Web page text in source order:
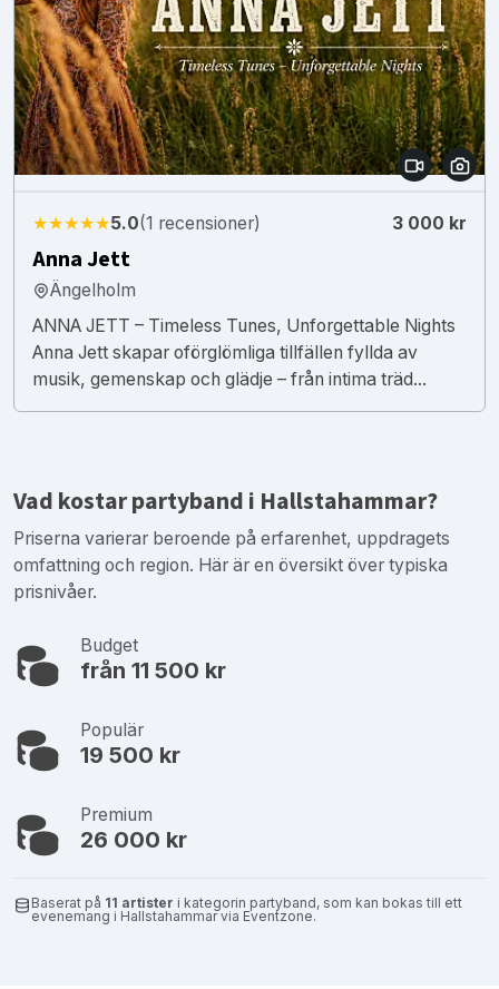
★★★★★5.0(1 recensioner) 3 000 kr
Anna Jett
Ängelholm
ANNA JETT – Timeless Tunes, Unforgettable Nights
Anna Jett skapar oförglömliga tillfällen fyllda av
musik, gemenskap och glädje – från intima träd...
Vad kostar partyband i Hallstahammar?
Priserna varierar beroende på erfarenhet, uppdragets
omfattning och region. Här är en översikt över typiska
prisnivåer.
Budget
från 11 500 kr
Populär
19 500 kr
Premium
26 000 kr
Baserat på 11 artister i kategorin partyband, som kan bokas till ett
evenemang i Hallstahammar via Eventzone.